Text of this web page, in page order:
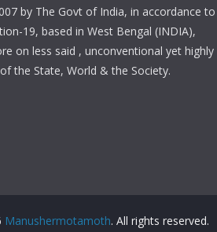
by The Govt of India, in accordance
19, based in West Bengal (INDIA),
on less said , unconventional yet highly
the State, World & the Society.
Manushermotamoth. All rights reserved.